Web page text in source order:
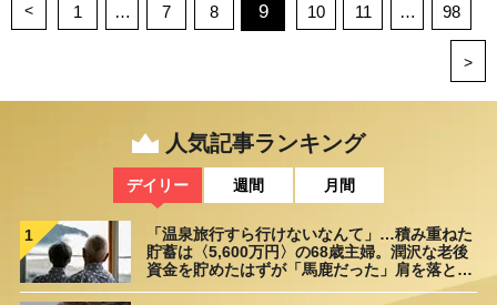
< 1 … 7 8 9 10 11 … 98
>
人気記事ランキング
デイリー 週間 月間
1
「温泉旅行すら行けないなんて」…積み重ねた
貯蓄は〈5,600万円〉の68歳主婦。潤沢な老後
資金を貯めたはずが「馬鹿だった」肩を落とす
理由